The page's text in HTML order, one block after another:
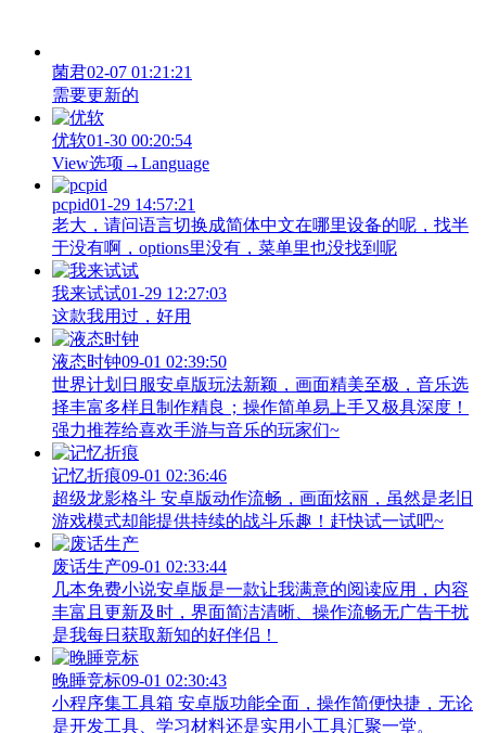
菌君02-07 01:21:21
需要更新的
优软01-30 00:20:54
View‌选项→Language
pcpid01-29 14:57:21
老大，请问语言切换成简体中文在哪里设备的呢，找半
于没有啊，options里没有，菜单里也没找到呢
我来试试01-29 12:27:03
这款我用过，好用
液态时钟09-01 02:39:50
世界计划日服安卓版玩法新颖，画面精美至极，音乐选
择丰富多样且制作精良；操作简单易上手又极具深度！
强力推荐给喜欢手游与音乐的玩家们~
记忆折痕09-01 02:36:46
超级龙影格斗 安卓版动作流畅，画面炫丽，虽然是老旧
游戏模式却能提供持续的战斗乐趣！赶快试一试吧~
废话生产09-01 02:33:44
几本免费小说安卓版是一款让我满意的阅读应用，内容
丰富且更新及时，界面简洁清晰、操作流畅无广告干扰
是我每日获取新知的好伴侣！
晚睡竞标09-01 02:30:43
小程序集工具箱 安卓版功能全面，操作简便快捷，无论
是开发工具、学习材料还是实用小工具汇聚一堂。